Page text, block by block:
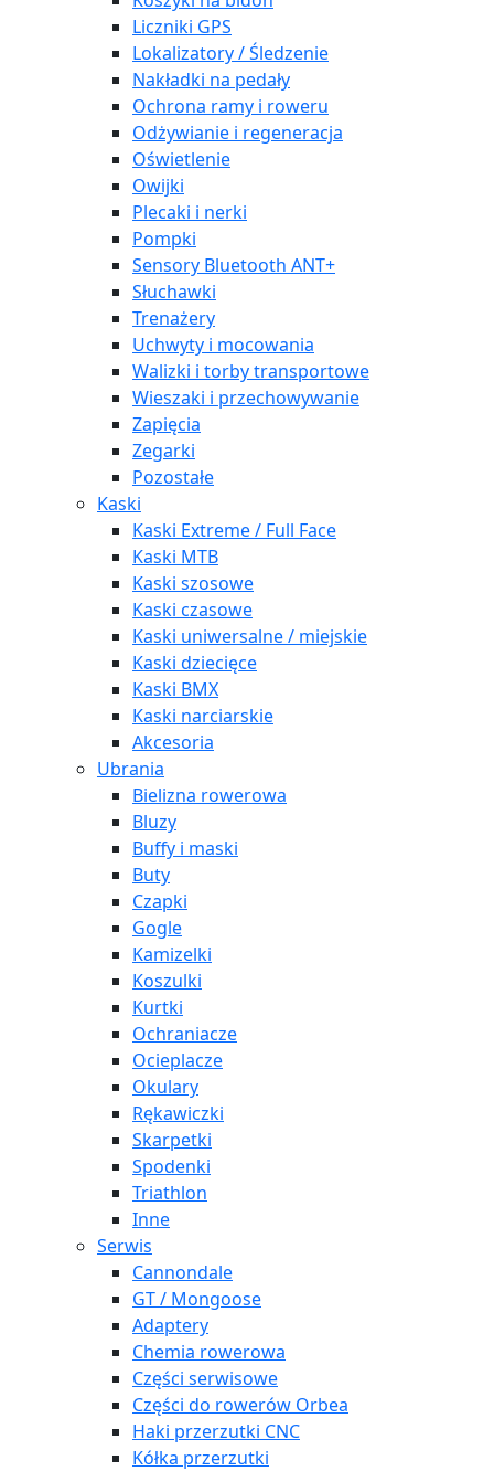
Liczniki GPS
Lokalizatory / Śledzenie
Nakładki na pedały
Ochrona ramy i roweru
Odżywianie i regeneracja
Oświetlenie
Owijki
Plecaki i nerki
Pompki
Sensory Bluetooth ANT+
Słuchawki
Trenażery
Uchwyty i mocowania
Walizki i torby transportowe
Wieszaki i przechowywanie
Zapięcia
Zegarki
Pozostałe
Kaski
Kaski Extreme / Full Face
Kaski MTB
Kaski szosowe
Kaski czasowe
Kaski uniwersalne / miejskie
Kaski dziecięce
Kaski BMX
Kaski narciarskie
Akcesoria
Ubrania
Bielizna rowerowa
Bluzy
Buffy i maski
Buty
Czapki
Gogle
Kamizelki
Koszulki
Kurtki
Ochraniacze
Ocieplacze
Okulary
Rękawiczki
Skarpetki
Spodenki
Triathlon
Inne
Serwis
Cannondale
GT / Mongoose
Adaptery
Chemia rowerowa
Części serwisowe
Części do rowerów Orbea
Haki przerzutki CNC
Kółka przerzutki